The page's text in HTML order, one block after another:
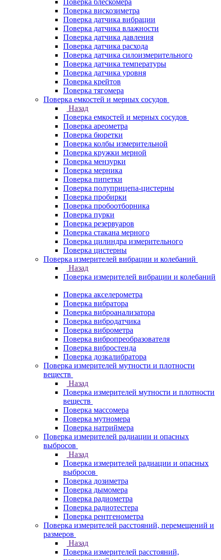
Поверка блескомера
Поверка вискозиметра
Поверка датчика вибрации
Поверка датчика влажности
Поверка датчика давления
Поверка датчика расхода
Поверка датчика силоизмерительного
Поверка датчика температуры
Поверка датчика уровня
Поверка крейтов
Поверка тягомера
Поверка емкостей и мерных сосудов
Назад
Поверка емкостей и мерных сосудов
Поверка ареометра
Поверка бюретки
Поверка колбы измерительной
Поверка кружки мерной
Поверка мензурки
Поверка мерника
Поверка пипетки
Поверка полуприцепа-цистерны
Поверка пробирки
Поверка пробоотборника
Поверка пурки
Поверка резервуаров
Поверка стакана мерного
Поверка цилиндра измерительного
Поверка цистерны
Поверка измерителей вибрации и колебаний
Назад
Поверка измерителей вибрации и колебаний
Поверка акселерометра
Поверка вибратора
Поверка виброанализатора
Поверка вибродатчика
Поверка виброметра
Поверка вибропреобразователя
Поверка вибростенда
Поверка дозкалибратора
Поверка измерителей мутности и плотности
веществ
Назад
Поверка измерителей мутности и плотности
веществ
Поверка массомера
Поверка мутномера
Поверка натриймера
Поверка измерителей радиации и опасных
выбросов
Назад
Поверка измерителей радиации и опасных
выбросов
Поверка дозиметра
Поверка дымомера
Поверка радиометра
Поверка радиотестера
Поверка рентгенометра
Поверка измерителей расстояний, перемещений и
размеров
Назад
Поверка измерителей расстояний,